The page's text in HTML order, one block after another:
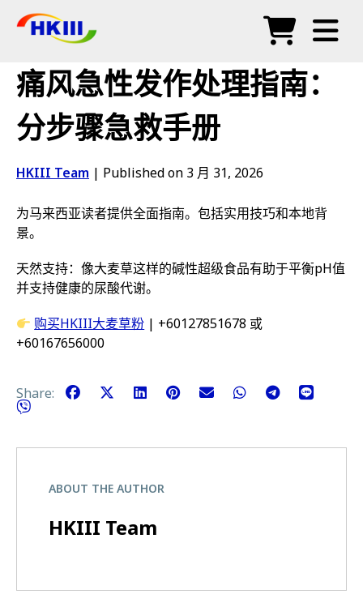
常见问题
博客
授权代理
商店
痛风急性发作处理指南：
分步骤急救手册
HKIII Team | Published on 3 月 31, 2026
为马来西亚读者提供全面指南。包括实用技巧和本地背
景。
天然支持：像大麦草这样的碱性超级食品有助于平衡pH值
并支持健康的尿酸代谢。
购买HKIII大麦草粉 | +60127851678 或
+60167656000
Share:
ABOUT THE AUTHOR
HKIII Team